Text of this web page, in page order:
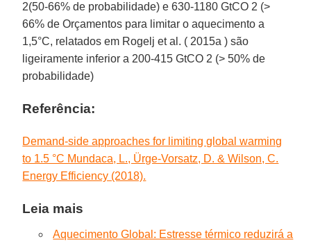
2(50-66% de probabilidade) e 630-1180 GtCO 2 (>
66% de Orçamentos para limitar o aquecimento a
1,5°C, relatados em Rogelj et al. ( 2015a ) são
ligeiramente inferior a 200-415 GtCO 2 (> 50% de
probabilidade)
Referência:
Demand-side approaches for limiting global warming
to 1.5 °C Mundaca, L., Ürge-Vorsatz, D. & Wilson, C.
Energy Efficiency (2018).
Leia mais
Aquecimento Global: Estresse térmico reduzirá a